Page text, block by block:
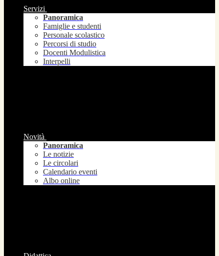
Servizi
Panoramica
Famiglie e studenti
Personale scolastico
Percorsi di studio
Docenti Modulistica
Interpelli
Novità
Panoramica
Le notizie
Le circolari
Calendario eventi
Albo online